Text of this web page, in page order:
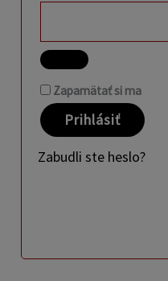
Zapamätať si ma
Prihlásiť
Zabudli ste heslo?